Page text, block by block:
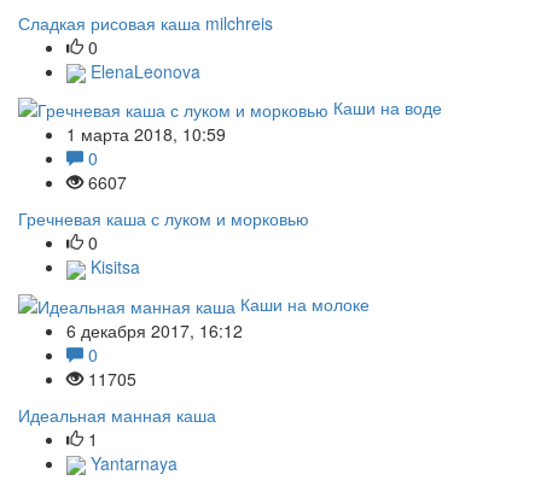
Сладкая рисовая каша milchreis
0
ElenaLeonova
Каши на воде
1 марта 2018, 10:59
0
6607
Гречневая каша с луком и морковью
0
Kisitsa
Каши на молоке
6 декабря 2017, 16:12
0
11705
Идеальная манная каша
1
Yantarnaya